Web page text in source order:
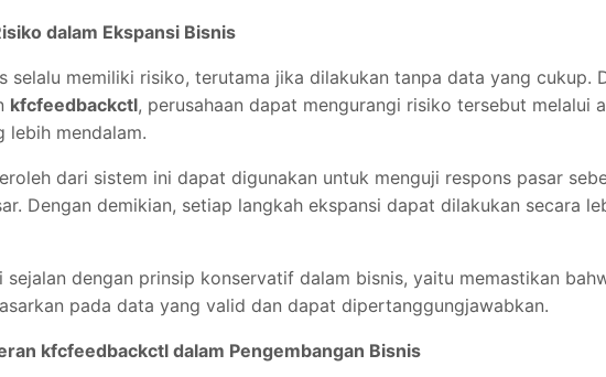
dalam Ekspansi Bisnis
selalu memiliki risiko, terutama jika dilakukan tanpa data yang cukup.
kfcfeedbackctl, perusahaan dapat mengurangi risiko tersebut melalui
lebih mendalam.
dari sistem ini dapat digunakan untuk menguji respons pasar
Dengan demikian, setiap langkah ekspansi dapat dilakukan secara
sejalan dengan prinsip konservatif dalam bisnis, yaitu memastikan
pada data yang valid dan dapat dipertanggungjawabkan.
kfcfeedbackctl dalam Pengembangan Bisnis